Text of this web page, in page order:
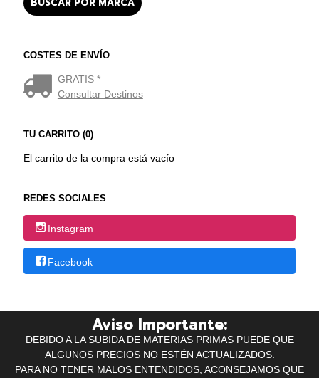
COSTES DE ENVÍO
GRATIS *
Consultar Destinos
TU CARRITO (0)
El carrito de la compra está vacío
REDES SOCIALES
Instagram
Facebook
Aviso Importante:
DEBIDO A LA SUBIDA DE MATERIAS PRIMAS PUEDE QUE
ALGUNOS PRECIOS NO ESTÉN ACTUALIZADOS.
PARA NO TENER MALOS ENTENDIDOS, ACONSEJAMOS QUE